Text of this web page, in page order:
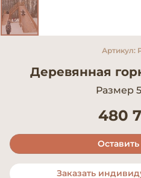
Артикул:
Деревянная
Размер
480
Заказать